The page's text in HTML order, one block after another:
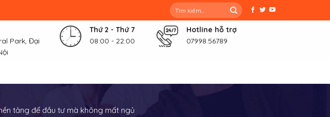
Tìm
kiếm:
Park, Đại
Thứ 2 - Thứ 7
08:00 - 22:00
Hotline hỗ trợ
07998.56789
tảng để đầu tư mà không mất ngủ